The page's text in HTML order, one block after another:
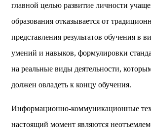
главной целью развитие личности
образования отказывается от
представления результатов обучения в
умений и навыков, формулировки
на реальные виды деятельности,
должен овладеть к концу обучения.
Информационно-коммуникационные
настоящий момент являются